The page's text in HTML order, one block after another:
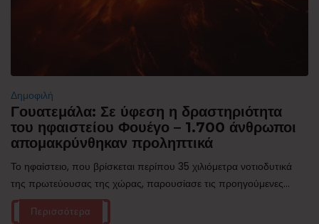
Δημοφιλή
Γουατεμάλα: Σε ύφεση η δραστηριότητα
του ηφαιστείου Φουέγο – 1.700 άνθρωποι
απομακρύνθηκαν προληπτικά
Το ηφαίστειο, που βρίσκεται περίπου 35 χιλιόμετρα νοτιοδυτικά
της πρωτεύουσας της χώρας, παρουσίασε τις προηγούμενες...
Περισσότερα